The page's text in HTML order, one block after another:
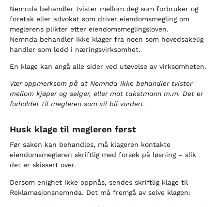
Nemnda behandler tvister mellom deg som forbruker og
foretak eller advokat som driver eiendomsmegling om
meglerens plikter etter eiendomsmeglingsloven.
Nemnda behandler ikke klager fra noen som hovedsakelig
handler som ledd i næringsvirksomhet.
En klage kan angå alle sider ved utøvelse av virksomheten.
Vær oppmerksom på at Nemnda ikke behandler tvister
mellom kjøper og selger, eller mot takstmann m.m. Det er
forholdet til megleren som vil bli vurdert.
Husk klage til megleren først
Før saken kan behandles, må klageren kontakte
eiendomsmegleren skriftlig med forsøk på løsning – slik
det er skissert over.
Dersom enighet ikke oppnås, sendes skriftlig klage til
Reklamasjonsnemnda. Det må fremgå av selve klagen: